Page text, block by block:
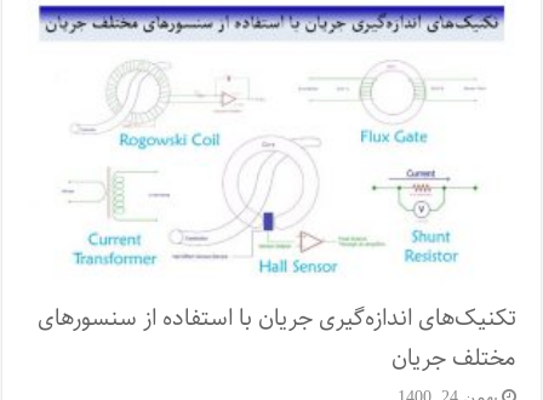
تکنیک‌های اندازه‌گیری جریان با استفاده از سنسورهای
مختلف جریان
بهمن 24, 1400